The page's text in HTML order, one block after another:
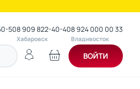
508 909 822-40-40
Хабаровск
8 924 000 00 33
Владивосток
ВОЙТИ